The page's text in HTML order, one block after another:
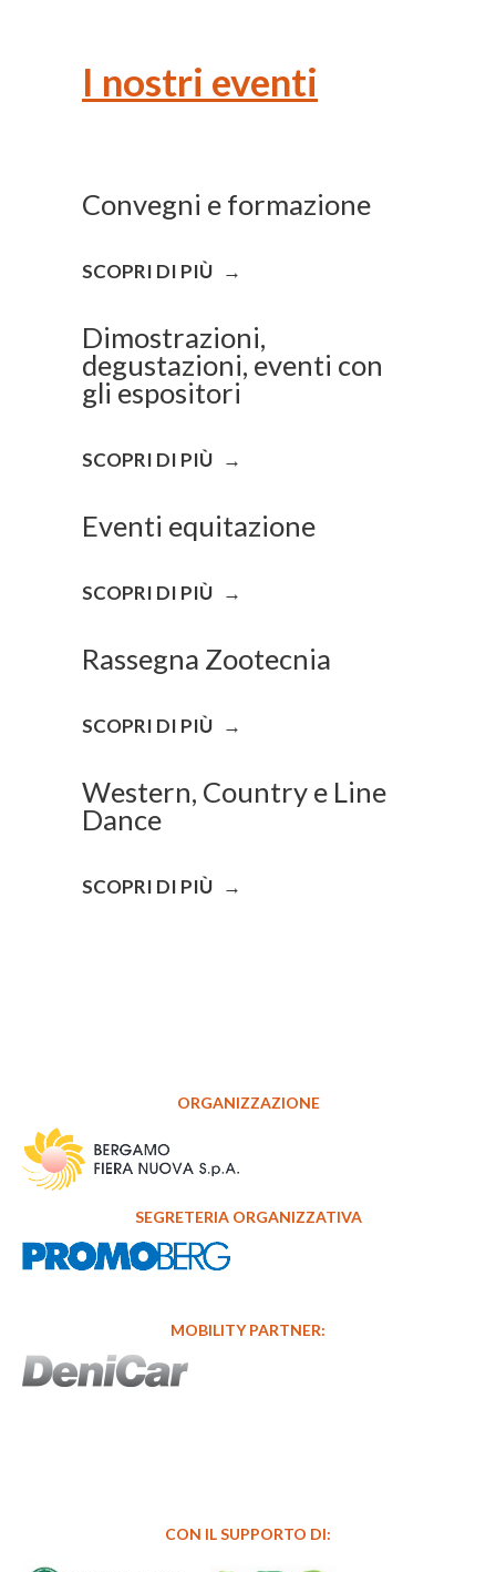
I nostri eventi
Convegni e formazione
SCOPRI DI PIÙ →
Dimostrazioni,
degustazioni, eventi con
gli espositori
SCOPRI DI PIÙ →
Eventi equitazione
SCOPRI DI PIÙ →
Rassegna Zootecnia
SCOPRI DI PIÙ →
Western, Country e Line
Dance
SCOPRI DI PIÙ →
ORGANIZZAZIONE
SEGRETERIA ORGANIZZATIVA
MOBILITY PARTNER:
CON IL SUPPORTO DI: